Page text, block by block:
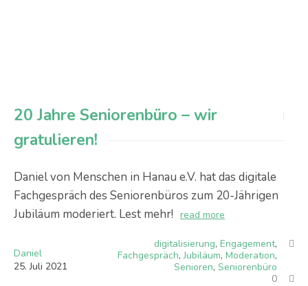
20 Jahre Seniorenbüro – wir
gratulieren!
Daniel von Menschen in Hanau e.V. hat das digitale
Fachgespräch des Seniorenbüros zum 20-Jährigen
Jubiläum moderiert. Lest mehr! read more
Daniel
25. Juli 2021
digitalisierung, Engagement,
Fachgespräch,Jubiläum, Moderation,
Senioren, Seniorenbüro
0